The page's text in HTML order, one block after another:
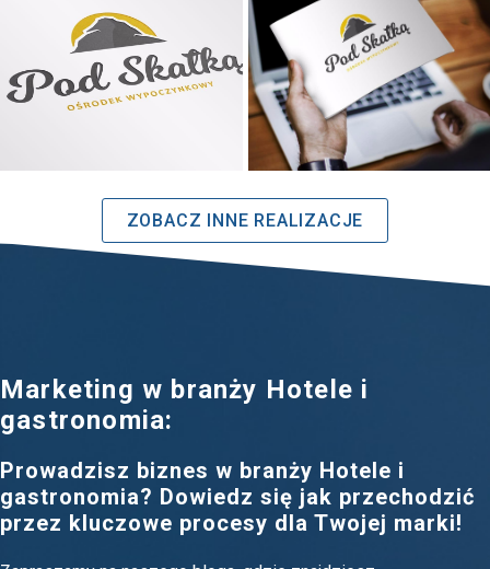
ZOBACZ INNE REALIZACJE
Marketing w branży Hotele i
gastronomia:
Prowadzisz biznes w branży Hotele i
gastronomia? Dowiedz się jak przechodzić
przez kluczowe procesy dla Twojej marki!